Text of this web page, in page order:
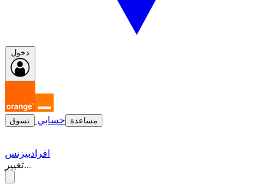
تسوق حسابي مساعدة
افرادبيزنس
تغيير...